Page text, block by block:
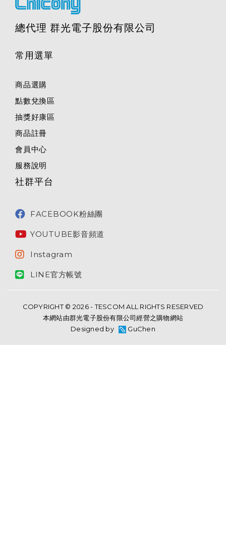
總代理 群光電子股份有限公司
常用選單
商品選購
點數兌換區
抽獎好康區
商品註冊
會員中心
服務說明
社群平台
FACEBOOK粉絲團
YOUTUBE影音頻道
Instagram
LINE官方帳號
COPYRIGHT © 2026 - TESCOM ALL RIGHTS RESERVED
本網站由群光電子股份有限公司經營之購物網站
Designed by
GuChen